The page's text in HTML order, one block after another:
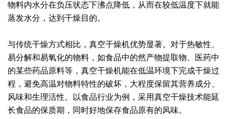
公司大事记
气流干燥系列
带式干燥焙烧系列
真空干燥系列
圆盘干燥机系列
食品行业
化工行业
工程技术中心
范群新闻
技术专栏
服务中心
全球契约组织成员
公共责任
节能环保
绿色发展
绿色工厂
绿色供应链
人才招聘
联系我们
物料内水分在负压状态下沸点降低，从而在较低温度下就能
蒸发水分，达到干燥目的。
与传统干燥方式相比，真空干燥机优势显著。对于热敏性、
易分解和易氧化的物料，如食品中的然产物提取物、医药中
的某些药品原料等，真空干燥机能在低温环境下完成干燥过
程，避免高温对物料特性的破坏，大程度保留其营养成分、
风味和生理活性。以食品行业为例，采用真空干燥技术能延
长食品的保质期，同时好地保存食品原有的风味。